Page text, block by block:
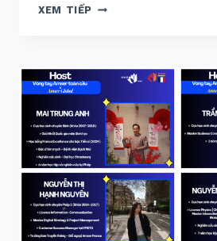
XEM TIẾP VÒNG
–
SINGAPORE
–
NHẬT
BẢN